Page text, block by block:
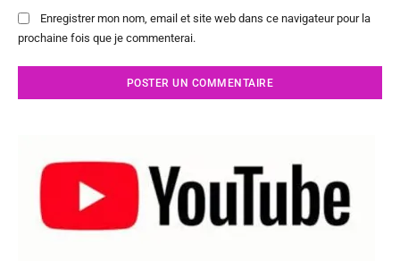
Enregistrer mon nom, email et site web dans ce navigateur pour la
prochaine fois que je commenterai.